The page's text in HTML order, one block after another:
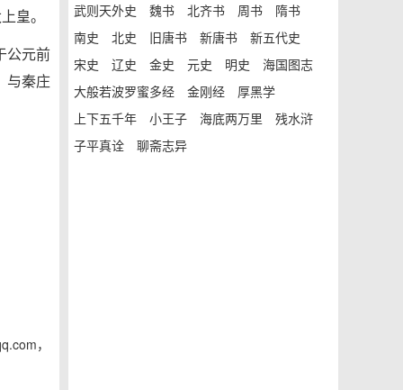
皇。
公元前
与秦庄
，
武则天外史
魏书 北齐书 周书
隋书
南史
北史 旧唐书 新唐书
新五代史
宋史
辽史 金史 元史 明史
海国图志
大般若波罗蜜多经
金刚经
厚黑学
上下五千年
小王子 海底两万里
残水浒
子平真诠
聊斋志异